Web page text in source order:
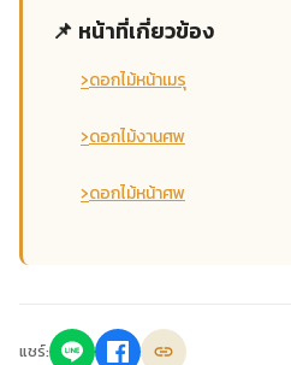
📌 หน้าที่เกี่ยวข้อง
›ดอกไม้หน้าเมรุ
›ดอกไม้งานศพ
›ดอกไม้หน้าศพ
แชร์: